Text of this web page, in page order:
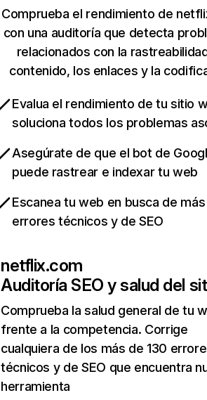
Comprueba el rendimiento de
con una auditoría que detecta
relacionados con la
contenido, los enlaces y la
Evalua el rendimiento de tu sitio
soluciona todos los problemas
Asegúrate de que el bot de
puede rastrear e indexar tu web
Escanea tu web en busca de
errores técnicos y de SEO
netflix.com
Auditoría SEO y salud del
Comprueba la salud general de tu
frente a la competencia. Corrige
cualquiera de los más de 130
técnicos y de SEO que encuentra
herramienta